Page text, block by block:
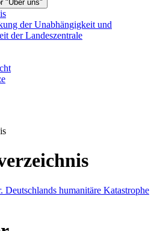
"Über uns"
der Unabhängigkeit und
der Landeszentrale